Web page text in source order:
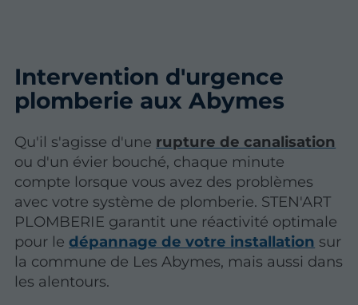
Intervention d'urgence
plomberie aux Abymes
Qu'il s'agisse d'une rupture de canalisation
ou d'un évier bouché, chaque minute
compte lorsque vous avez des problèmes
avec votre système de plomberie. STEN'ART
PLOMBERIE garantit une réactivité optimale
pour ledépannage de votre installation sur
la commune de Les Abymes, mais aussi dans
les alentours.